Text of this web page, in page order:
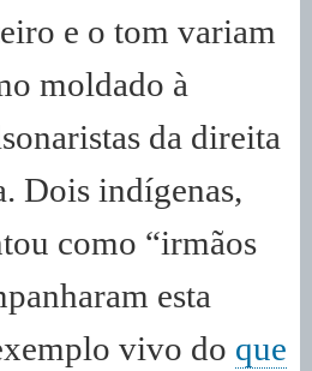
e o tom variam
moldado à
da direita
Dois indígenas,
como “irmãos
esta
vivo do que